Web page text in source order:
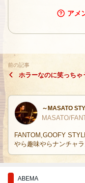
アメ
前の記事
ホラーなのに笑っち
～MASATO
MASATO/
FANTOM,GOOFY
やら趣味やらナンチャ
ABEMA